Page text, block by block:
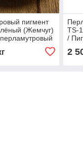
пигмент
(Жемчуг)
TS-
/
2